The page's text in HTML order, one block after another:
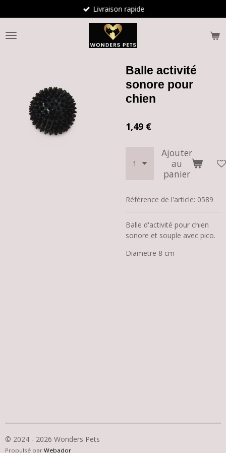
au
contenu
principal
Livraison rapide
Balle activité
sonore pour
chien
1,49 €
Ajouter
au
panier
Référence de l'article: 0589
Balle d'activité pour chien
sonore et souple avec pico.
Diametre 8 cm
© 2024 - 2026 Wonders Pets
Propulsé par Webador